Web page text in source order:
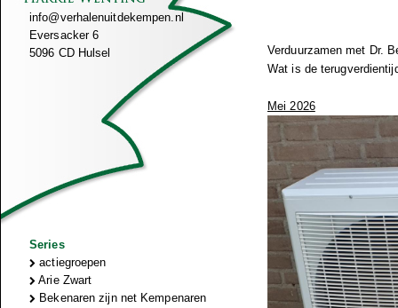
info@verhalenuitdekempen.nl
Eversacker 6
5096 CD Hulsel
Series
actiegroepen
Arie Zwart
Bekenaren zijn net Kempenaren
Verduurzamen met Dr.
Wat is de
Mei 2026